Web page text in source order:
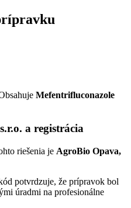
Mefentrifluconazole
a registrácia
riešenia je AgroBio Opava,
potvrdzuje, že prípravok bol
úradmi na profesionálne